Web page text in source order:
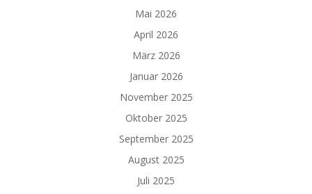
Mai 2026
April 2026
März 2026
Januar 2026
November 2025
Oktober 2025
September 2025
August 2025
Juli 2025